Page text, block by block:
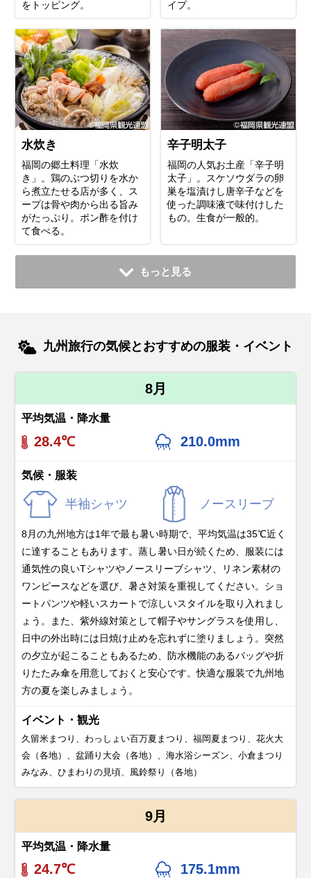
をトッピング。
イプ。
水炊き
福岡の郷土料理「水炊
き」。鶏のぶつ切りを水か
ら煮立たせる店が多く、ス
ープは骨や肉から出る旨み
がたっぷり。ポン酢を付け
て食べる。
辛子明太子
福岡の人気お土産「辛子明
太子」。スケソウダラの卵
巣を塩漬けし唐辛子などを
使った調味液で味付けした
もの。生食が一般的。
もっと見る
九州旅行の気候とおすすめの服装・イベント
8月
平均気温・降水量
28.4℃ 210.0mm
気候・服装
半袖シャツ ノースリーブ
8月の九州地方は1年で最も暑い時期で、平均気温は35℃近く
に達することもあります。蒸し暑い日が続くため、服装には
通気性の良いTシャツやノースリーブシャツ、リネン素材の
ワンピースなどを選び、暑さ対策を重視してください。ショ
ートパンツや軽いスカートで涼しいスタイルを取り入れまし
ょう。また、紫外線対策として帽子やサングラスを使用し、
日中の外出時には日焼け止めを忘れずに塗りましょう。突然
の夕立が起こることもあるため、防水機能のあるバッグや折
りたたみ傘を用意しておくと安心です。快適な服装で九州地
方の夏を楽しみましょう。
イベント・観光
久留米まつり、わっしょい百万夏まつり、福岡夏まつり、花火大
会（各地）、盆踊り大会（各地）、海水浴シーズン、小倉まつり
みなみ、ひまわりの見頃、風鈴祭り（各地）
9月
平均気温・降水量
24.7℃ 175.1mm